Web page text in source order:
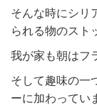
そんな時にシリ
られる物のスト
我が家も朝はフ
そして趣味の一
ーに加わってい